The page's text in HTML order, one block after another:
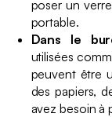
poser un
portable.
Dans le
utilisées
peuvent être
des papiers,
avez besoin à